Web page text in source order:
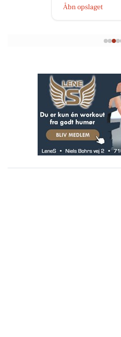
Åbn opslaget